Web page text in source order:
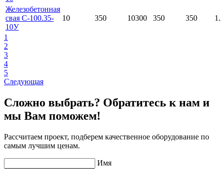
Железобетонная
свая С-100.35-
10У
10 350 10300 350 350
1
2
3
4
5
Следующая
Сложно выбрать? Обратитесь к нам и
мы Вам поможем!
Рассчитаем проект, подберем качественное оборудование по
самым лучшим ценам.
Имя